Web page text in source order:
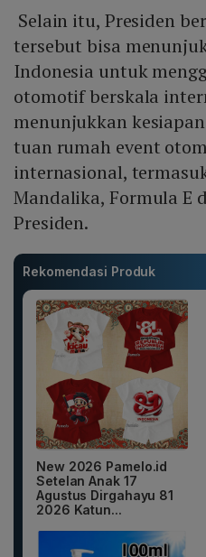
Selain itu, Presiden
tersebut bisa
Indonesia untuk
otomotif berskala
menunjukkan
tuan rumah event
internasional,
Mandalika, Formula E
Presiden.
Rekomendasi Produk
New 2026 Pamelo.id
Setelan Anak 17
Agustus Dirgahayu 81
2026 Katun...